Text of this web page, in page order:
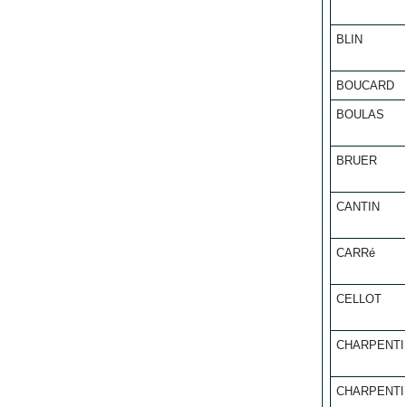
BLIN
BOUCARD
BOULAS
BRUER
CANTIN
CARRé
CELLOT